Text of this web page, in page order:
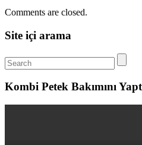
Comments are closed.
Site içi arama
Kombi Petek Bakımını